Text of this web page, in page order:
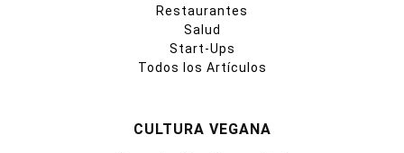
Restaurantes
Salud
Start-Ups
Todos los Artículos
CULTURA VEGANA